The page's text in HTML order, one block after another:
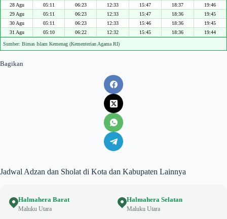
28 Agu
05:11 06:23 12:33 15:47 18:37
19:46
29 Agu
05:11 06:23 12:33 15:47 18:36
19:45
30 Agu
05:11 06:23 12:33 15:46 18:36
19:45
31 Agu
05:10 06:22 12:32 15:45 18:36 19:44
Sumber: Bimas Islam Kemenag (Kementerian Agama RI)
Bagikan
Jadwal Adzan dan Sholat di Kota dan Kabupaten Lainnya
Halmahera Barat
Maluku Utara
Halmahera Selatan
Maluku Utara